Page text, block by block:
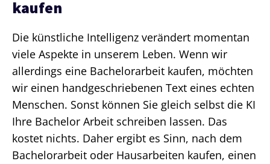
kaufen
Die künstliche Intelligenz verändert momentan
viele Aspekte in unserem Leben. Wenn wir
allerdings eine Bachelorarbeit kaufen, möchten
wir einen handgeschriebenen Text eines echten
Menschen. Sonst können Sie gleich selbst die KI
Ihre Bachelor Arbeit schreiben lassen. Das
kostet nichts. Daher ergibt es Sinn, nach dem
Bachelorarbeit oder Hausarbeiten kaufen, einen